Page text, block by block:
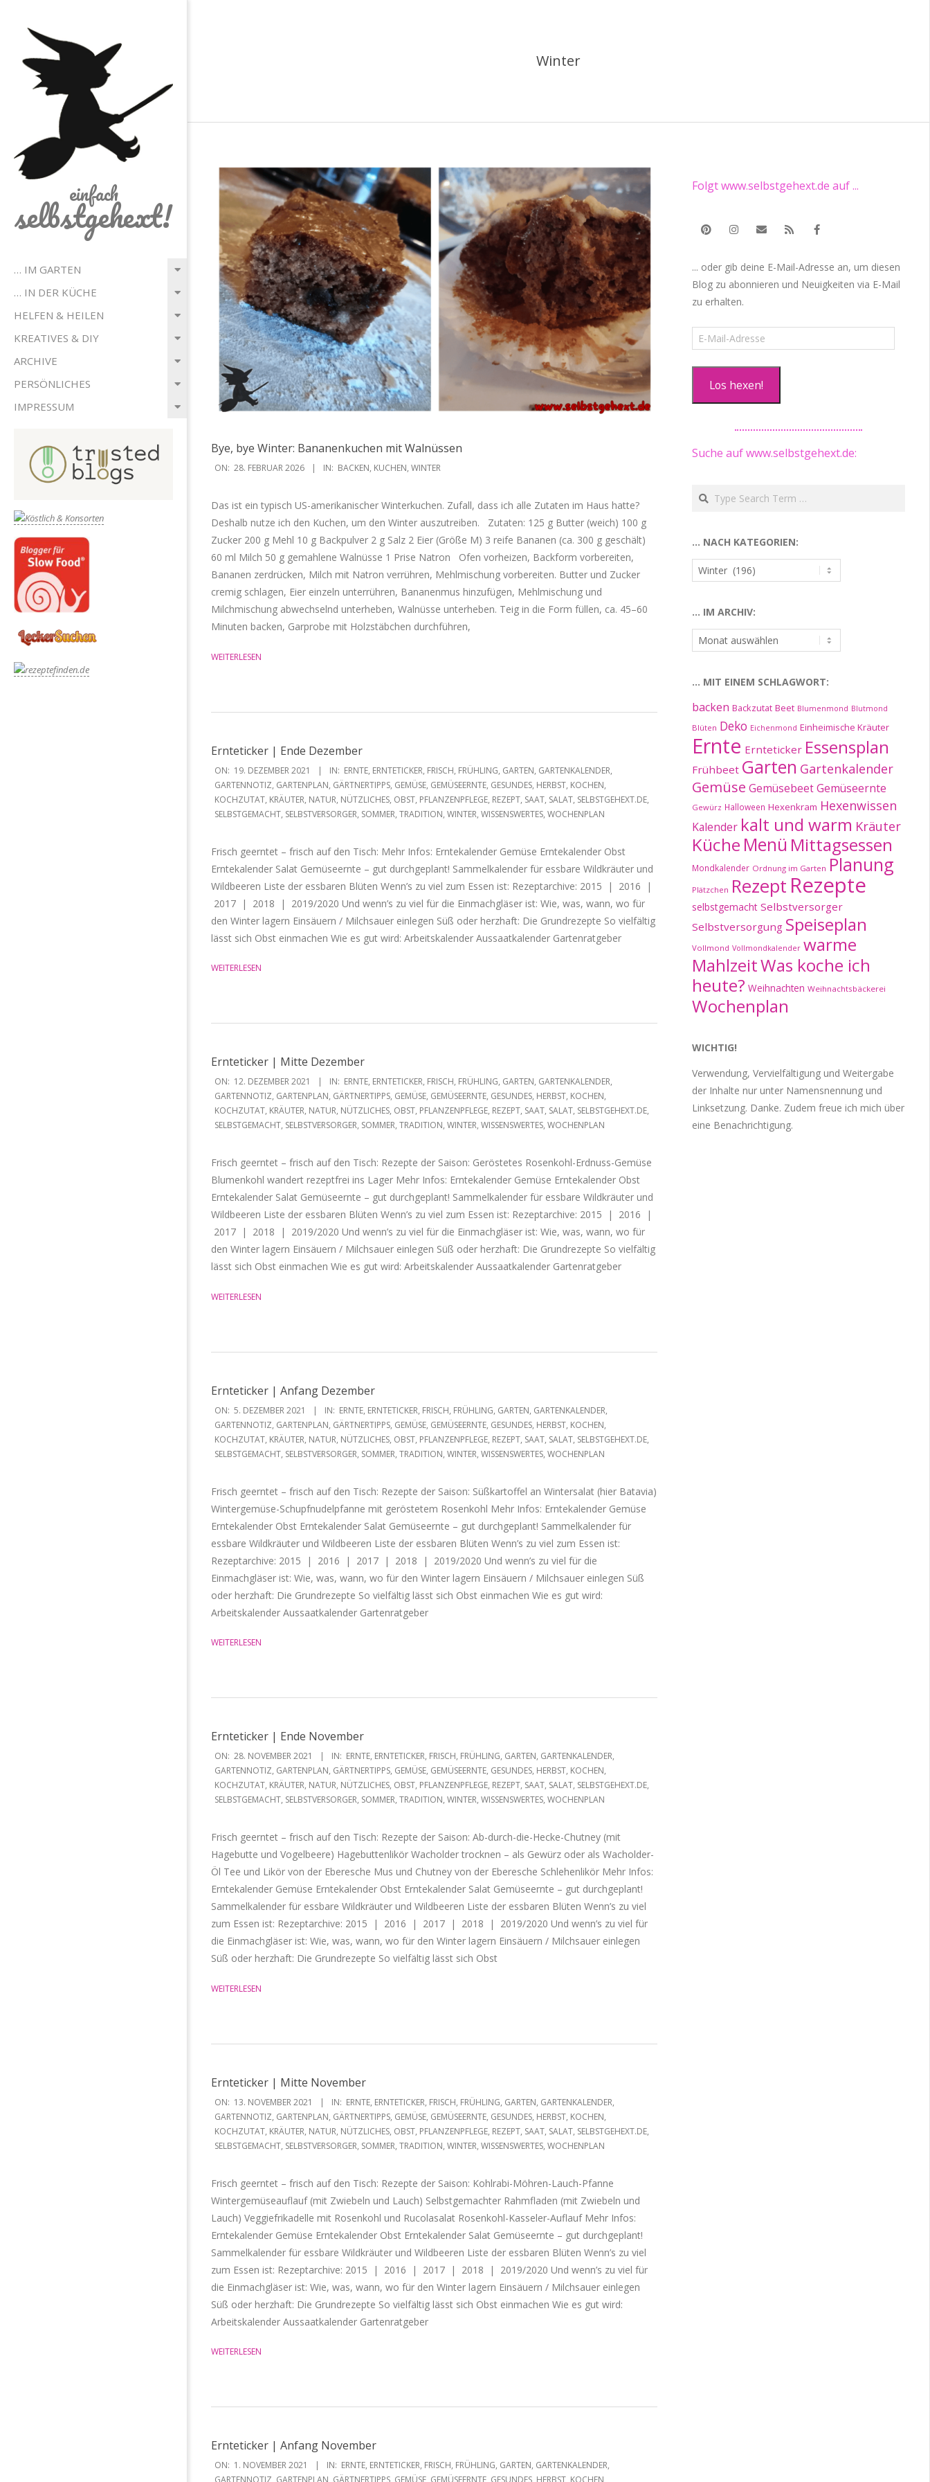
einfach
selbstgehext!
Primary
… IM GARTEN
… IN DER KÜCHE
HELFEN & HEILEN
KREATIVES & DIY
ARCHIVE
PERSÖNLICHES
IMPRESSUM
Winter
Bye, bye Winter: Bananenkuchen mit Walnüssen
2026-
ON: 28. FEBRUAR 2026 IN: BACKEN, KUCHEN, WINTER
Das ist ein typisch US-amerikanischer Winterkuchen. Zufall, dass ich alle Zutaten im Haus hatte?
Deshalb nutze ich den Kuchen, um den Winter auszutreiben. Zutaten: 125 g Butter (weich) 100 g
Zucker 200 g Mehl 10 g Backpulver 2 g Salz 2 Eier (Größe M) 3 reife Bananen (ca. 300 g geschält)
60 ml Milch 50 g gemahlene Walnüsse 1 Prise Natron Ofen vorheizen, Backform vorbereiten,
Bananen zerdrücken, Milch mit Natron verrühren, Mehlmischung vorbereiten. Butter und Zucker
cremig schlagen, Eier einzeln unterrühren, Bananenmus hinzufügen, Mehlmischung und
Milchmischung abwechselnd unterheben, Walnüsse unterheben. Teig in die Form füllen, ca. 45–60
Minuten backen, Garprobe mit Holzstäbchen durchführen,
WEITERLESEN
Ernteticker | Ende Dezember
2021-
12-
19
ON: 19. DEZEMBER 2021 IN: ERNTE, ERNTETICKER, FRISCH, FRÜHLING, GARTEN, GARTENKALENDER,
GARTENNOTIZ, GARTENPLAN, GÄRTNERTIPPS, GEMÜSE, GEMÜSEERNTE, GESUNDES, HERBST, KOCHEN,
KOCHZUTAT, KRÄUTER, NATUR, NÜTZLICHES, OBST, PFLANZENPFLEGE, REZEPT, SAAT, SALAT, SELBSTGEHEXT.DE,
SELBSTGEMACHT, SELBSTVERSORGER, SOMMER, TRADITION, WINTER, WISSENSWERTES, WOCHENPLAN
Frisch geerntet – frisch auf den Tisch: Mehr Infos: Erntekalender Gemüse Erntekalender Obst
Erntekalender Salat Gemüseernte – gut durchgeplant! Sammelkalender für essbare Wildkräuter und
Wildbeeren Liste der essbaren Blüten Wenn’s zu viel zum Essen ist: Rezeptarchive: 2015 | 2016 |
2017 | 2018 | 2019/2020 Und wenn’s zu viel für die Einmachgläser ist: Wie, was, wann, wo für
den Winter lagern Einsäuern / Milchsauer einlegen Süß oder herzhaft: Die Grundrezepte So vielfältig
lässt sich Obst einmachen Wie es gut wird: Arbeitskalender Aussaatkalender Gartenratgeber
WEITERLESEN
Ernteticker | Mitte Dezember
2021-
12-
12
ON: 12. DEZEMBER 2021 IN: ERNTE, ERNTETICKER, FRISCH, FRÜHLING, GARTEN, GARTENKALENDER,
GARTENNOTIZ, GARTENPLAN, GÄRTNERTIPPS, GEMÜSE, GEMÜSEERNTE, GESUNDES, HERBST, KOCHEN,
KOCHZUTAT, KRÄUTER, NATUR, NÜTZLICHES, OBST, PFLANZENPFLEGE, REZEPT, SAAT, SALAT, SELBSTGEHEXT.DE,
SELBSTGEMACHT, SELBSTVERSORGER, SOMMER, TRADITION, WINTER, WISSENSWERTES, WOCHENPLAN
Frisch geerntet – frisch auf den Tisch: Rezepte der Saison: Geröstetes Rosenkohl-Erdnuss-Gemüse
Blumenkohl wandert rezeptfrei ins Lager Mehr Infos: Erntekalender Gemüse Erntekalender Obst
Erntekalender Salat Gemüseernte – gut durchgeplant! Sammelkalender für essbare Wildkräuter und
Wildbeeren Liste der essbaren Blüten Wenn’s zu viel zum Essen ist: Rezeptarchive: 2015 | 2016 |
2017 | 2018 | 2019/2020 Und wenn’s zu viel für die Einmachgläser ist: Wie, was, wann, wo für
den Winter lagern Einsäuern / Milchsauer einlegen Süß oder herzhaft: Die Grundrezepte So vielfältig
lässt sich Obst einmachen Wie es gut wird: Arbeitskalender Aussaatkalender Gartenratgeber
WEITERLESEN
Ernteticker | Anfang Dezember
2021-
12-
05
ON: 5. DEZEMBER 2021 IN: ERNTE, ERNTETICKER, FRISCH, FRÜHLING, GARTEN, GARTENKALENDER,
GARTENNOTIZ, GARTENPLAN, GÄRTNERTIPPS, GEMÜSE, GEMÜSEERNTE, GESUNDES, HERBST, KOCHEN,
KOCHZUTAT, KRÄUTER, NATUR, NÜTZLICHES, OBST, PFLANZENPFLEGE, REZEPT, SAAT, SALAT, SELBSTGEHEXT.DE,
SELBSTGEMACHT, SELBSTVERSORGER, SOMMER, TRADITION, WINTER, WISSENSWERTES, WOCHENPLAN
Frisch geerntet – frisch auf den Tisch: Rezepte der Saison: Süßkartoffel an Wintersalat (hier Batavia)
Wintergemüse-Schupfnudelpfanne mit geröstetem Rosenkohl Mehr Infos: Erntekalender Gemüse
Erntekalender Obst Erntekalender Salat Gemüseernte – gut durchgeplant! Sammelkalender für
essbare Wildkräuter und Wildbeeren Liste der essbaren Blüten Wenn’s zu viel zum Essen ist:
Rezeptarchive: 2015 | 2016 | 2017 | 2018 | 2019/2020 Und wenn’s zu viel für die
Einmachgläser ist: Wie, was, wann, wo für den Winter lagern Einsäuern / Milchsauer einlegen Süß
oder herzhaft: Die Grundrezepte So vielfältig lässt sich Obst einmachen Wie es gut wird:
Arbeitskalender Aussaatkalender Gartenratgeber
WEITERLESEN
Ernteticker | Ende November
2021-
11-
28
ON: 28. NOVEMBER 2021 IN: ERNTE, ERNTETICKER, FRISCH, FRÜHLING, GARTEN, GARTENKALENDER,
GARTENNOTIZ, GARTENPLAN, GÄRTNERTIPPS, GEMÜSE, GEMÜSEERNTE, GESUNDES, HERBST, KOCHEN,
KOCHZUTAT, KRÄUTER, NATUR, NÜTZLICHES, OBST, PFLANZENPFLEGE, REZEPT, SAAT, SALAT, SELBSTGEHEXT.DE,
SELBSTGEMACHT, SELBSTVERSORGER, SOMMER, TRADITION, WINTER, WISSENSWERTES, WOCHENPLAN
Frisch geerntet – frisch auf den Tisch: Rezepte der Saison: Ab-durch-die-Hecke-Chutney (mit
Hagebutte und Vogelbeere) Hagebuttenlikör Wacholder trocknen – als Gewürz oder als Wacholder-
Öl Tee und Likör von der Eberesche Mus und Chutney von der Eberesche Schlehenlikör Mehr Infos:
Erntekalender Gemüse Erntekalender Obst Erntekalender Salat Gemüseernte – gut durchgeplant!
Sammelkalender für essbare Wildkräuter und Wildbeeren Liste der essbaren Blüten Wenn’s zu viel
zum Essen ist: Rezeptarchive: 2015 | 2016 | 2017 | 2018 | 2019/2020 Und wenn’s zu viel für
die Einmachgläser ist: Wie, was, wann, wo für den Winter lagern Einsäuern / Milchsauer einlegen
Süß oder herzhaft: Die Grundrezepte So vielfältig lässt sich Obst
WEITERLESEN
Ernteticker | Mitte November
2021-
11-
13
ON: 13. NOVEMBER 2021 IN: ERNTE, ERNTETICKER, FRISCH, FRÜHLING, GARTEN, GARTENKALENDER,
GARTENNOTIZ, GARTENPLAN, GÄRTNERTIPPS, GEMÜSE, GEMÜSEERNTE, GESUNDES, HERBST, KOCHEN,
KOCHZUTAT, KRÄUTER, NATUR, NÜTZLICHES, OBST, PFLANZENPFLEGE, REZEPT, SAAT, SALAT, SELBSTGEHEXT.DE,
SELBSTGEMACHT, SELBSTVERSORGER, SOMMER, TRADITION, WINTER, WISSENSWERTES, WOCHENPLAN
Frisch geerntet – frisch auf den Tisch: Rezepte der Saison: Kohlrabi-Möhren-Lauch-Pfanne
Wintergemüseauflauf (mit Zwiebeln und Lauch) Selbstgemachter Rahmfladen (mit Zwiebeln und
Lauch) Veggiefrikadelle mit Rosenkohl und Rucolasalat Rosenkohl-Kasseler-Auflauf Mehr Infos:
Erntekalender Gemüse Erntekalender Obst Erntekalender Salat Gemüseernte – gut durchgeplant!
Sammelkalender für essbare Wildkräuter und Wildbeeren Liste der essbaren Blüten Wenn’s zu viel
zum Essen ist: Rezeptarchive: 2015 | 2016 | 2017 | 2018 | 2019/2020 Und wenn’s zu viel für
die Einmachgläser ist: Wie, was, wann, wo für den Winter lagern Einsäuern / Milchsauer einlegen
Süß oder herzhaft: Die Grundrezepte So vielfältig lässt sich Obst einmachen Wie es gut wird:
Arbeitskalender Aussaatkalender Gartenratgeber
WEITERLESEN
Ernteticker | Anfang November
2021-
11-
ON: 1. NOVEMBER 2021 IN: ERNTE, ERNTETICKER, FRISCH, FRÜHLING, GARTEN, GARTENKALENDER,
Folgt www.selbstgehext.de auf ...
... oder gib deine E-Mail-Adresse an, um diesen
Blog zu abonnieren und Neuigkeiten via E-Mail
zu erhalten.
E-
Mail-
Los hexen!
Suche auf www.selbstgehext.de:
Search
… NACH KATEGORIEN:
…
nach
… IM ARCHIV:
…
im
… MIT EINEM SCHLAGWORT:
backen Backzutat Beet Blumenmond Blutmond
Blüten Deko Eichenmond Einheimische Kräuter
Ernte Ernteticker Essensplan
Frühbeet Garten Gartenkalender
Gemüse Gemüsebeet Gemüseernte
Gewürz Halloween Hexenkram Hexenwissen
Kalender kalt und warm Kräuter
Küche Menü Mittagsessen
Mondkalender Ordnung im Garten Planung
Plätzchen Rezept Rezepte
selbstgemacht Selbstversorger
Selbstversorgung Speiseplan
Vollmond Vollmondkalender warme
MahlzeitWas koche ich
heute? Weihnachten Weihnachtsbäckerei
Wochenplan
WICHTIG!
Verwendung, Vervielfältigung und Weitergabe
der Inhalte nur unter Namensnennung und
Linksetzung. Danke. Zudem freue ich mich über
eine Benachrichtigung.